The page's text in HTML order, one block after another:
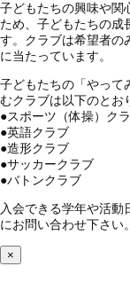
子どもたちの興味や関
ため、子どもたちの成
す。クラブは希望者の
に当たっています。
子どもたちの「やって
むクラブは以下のとお
●スポーツ（体操）ク
●英語クラブ
●造形クラブ
●サッカークラブ
●バトンクラブ
入会できる学年や活
にお問い合わせ下さい。
×